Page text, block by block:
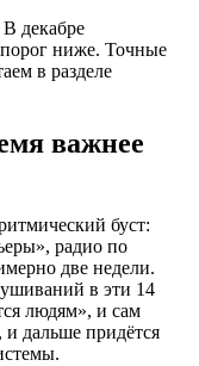
декабре
ниже. Точные
в разделе
важнее
буст:
радио по
две недели.
в эти 14
людям», и сам
и дальше придётся